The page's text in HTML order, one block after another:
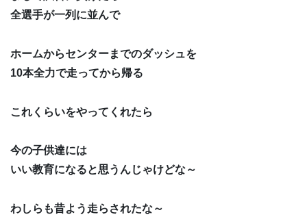
全選手が一列に並んで
ホームからセンターまでのダッシュを
10本全力で走ってから帰る
これくらいをやってくれたら
今の子供達には
いい教育になると思うんじゃけどな～
わしらも昔よう走らされたな～